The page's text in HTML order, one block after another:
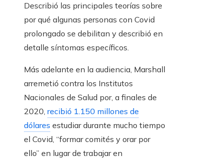
Describió las principales teorías sobre
por qué algunas personas con Covid
prolongado se debilitan y describió en
detalle síntomas específicos.
Más adelante en la audiencia, Marshall
arremetió contra los Institutos
Nacionales de Salud por, a finales de
2020, recibió 1.150 millones de
dólares estudiar durante mucho tiempo
el Covid, “formar comités y orar por
ello” en lugar de trabajar en